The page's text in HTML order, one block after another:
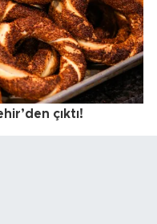
çıktı!